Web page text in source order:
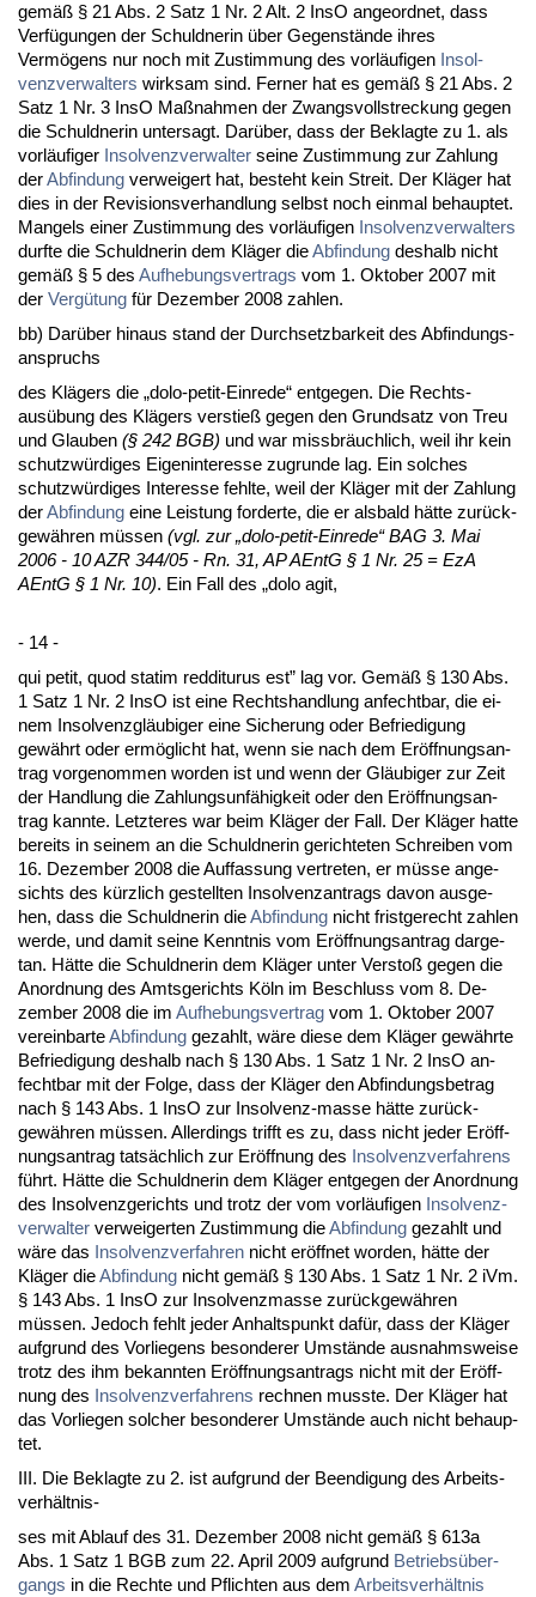
gemäß § 21 Abs. 2 Satz 1 Nr. 2 Alt. 2 In­sO an­ge­ord­net, dass
Verfügun­gen der Schuld­ne­rin über Ge­genstände ih­res
Vermögens nur noch mit Zu­stim­mung des vorläufi­gen In­sol­
venz­ver­wal­ters wirk­sam sind. Fer­ner hat es gemäß § 21 Abs. 2
Satz 1 Nr. 3 In­sO Maßnah­men der Zwangs­voll­stre­ckung ge­gen
die Schuld­ne­rin un­ter­sagt. Darüber, dass der Be­klag­te zu 1. als
vorläufi­ger In­sol­venz­ver­wal­ter sei­ne Zu­stim­mung zur Zah­lung
derAb­fin­dung ver­wei­gert hat, be­steht kein Streit. Der Kläger hat
dies in der Re­vi­si­ons­ver­hand­lung selbst noch ein­mal be­haup­tet.
Man­gels ei­ner Zu­stim­mung des vorläufi­gen In­sol­venz­ver­wal­ters
durf­te die Schuld­ne­rin dem Kläger dieAb­fin­dung des­halb nicht
gemäß § 5 des Auf­he­bungs­ver­trags vom 1. Ok­to­ber 2007 mit
der Vergütung für De­zem­ber 2008 zah­len.
bb) Darüber hin­aus stand der Durch­setz­bar­keit des Ab­fin­dungs­
an­spruchs
des Klägers die „do­lo-pe­tit-Ein­re­de“ ent­ge­gen. Die Rechts­
ausübung des Klägers ver­stieß ge­gen den Grund­satz von Treu
und Glau­ben (§ 242 BGB) und war miss­bräuch­lich, weil ihr kein
schutzwürdi­ges Ei­gen­in­ter­es­se zu­grun­de lag. Ein sol­ches
schutzwürdi­ges In­ter­es­se fehl­te, weil der Kläger mit der Zah­lung
derAb­fin­dung ei­ne Leis­tung for­der­te, die er als­bald hätte zurück­
gewähren müssen (vgl. zur „do­lo-pe­tit-Ein­re­de“ BAG 3. Mai
2006 - 10 AZR 344/05 - Rn. 31, AP AEntG § 1 Nr. 25 = EzA
AEntG § 1 Nr. 10). Ein Fall des „do­lo agit,
- 14 -
qui pe­tit, quod sta­tim red­diturus est” lag vor. Gemäß § 130 Abs.
1 Satz 1 Nr. 2 In­sO ist ei­ne Rechts­hand­lung an­fecht­bar, die ei­
nem In­sol­venzgläubi­ger ei­ne Si­che­rung oder Be­frie­di­gung
gewährt oder ermöglicht hat, wenn sie nach dem Eröff­nungs­an­
trag vor­ge­nom­men wor­den ist und wenn der Gläubi­ger zur Zeit
der Hand­lung die Zah­lungs­unfähig­keit oder den Eröff­nungs­an­
trag kann­te. Letz­te­res war beim Kläger der Fall. Der Kläger hat­te
be­reits in sei­nem an die Schuld­ne­rin ge­rich­te­ten Schrei­ben vom
16. De­zem­ber 2008 die Auf­fas­sung ver­tre­ten, er müsse an­ge­
sichts des kürz­lich ge­stell­ten In­sol­venz­an­trags da­von aus­ge­
hen, dass die Schuld­ne­rin dieAb­fin­dung nicht frist­ge­recht zah­len
wer­de, und da­mit sei­ne Kennt­nis vom Eröff­nungs­an­trag dar­ge­
tan. Hätte die Schuld­ne­rin dem Kläger un­ter Ver­s­toß ge­gen die
An­ord­nung des Amts­ge­richts Köln im Be­schluss vom 8. De­
zem­ber 2008 die im Auf­he­bungs­ver­trag vom 1. Ok­to­ber 2007
ver­ein­bar­teAb­fin­dung ge­zahlt, wäre die­se dem Kläger gewähr­te
Be­frie­di­gung des­halb nach § 130 Abs. 1 Satz 1 Nr. 2 In­sO an­
fecht­bar mit der Fol­ge, dass der Kläger den Ab­fin­dungs­be­trag
nach § 143 Abs. 1 In­sO zur In­sol­venz-mas­se hätte zurück­
gewähren müssen. Al­ler­dings trifft es zu, dass nicht je­der Eröff­
nungs­an­trag tatsächlich zur Eröff­nung des In­sol­venz­ver­fah­rens
führt. Hätte die Schuld­ne­rin dem Kläger ent­ge­gen der An­ord­nung
des In­sol­venz­ge­richts und trotz der vom vorläufi­gen In­sol­venz­
ver­wal­ter ver­wei­ger­ten Zu­stim­mung dieAb­fin­dung ge­zahlt und
wäre das In­sol­venz­ver­fah­ren nicht eröff­net wor­den, hätte der
Kläger dieAb­fin­dung nicht gemäß § 130 Abs. 1 Satz 1 Nr. 2 iVm.
§ 143 Abs. 1 In­sO zur In­sol­venz­mas­se zurück­gewähren
müssen. Je­doch fehlt je­der An­halts­punkt dafür, dass der Kläger
auf­grund des Vor­lie­gens be­son­de­rer Umstände aus­nahms­wei­se
trotz des ihm be­kann­ten Eröff­nungs­an­trags nicht mit der Eröff­
nung des In­sol­venz­ver­fah­rens rech­nen muss­te. Der Kläger hat
das Vor­lie­gen sol­cher be­son­de­rer Umstände auch nicht be­haup­
tet.
III. Die Be­klag­te zu 2. ist auf­grund der Be­en­di­gung des Ar­beits­
verhält­nis-
ses mit Ab­lauf des 31. De­zem­ber 2008 nicht gemäß § 613a
Abs. 1 Satz 1 BGB zum 22. April 2009 auf­grund Be­triebsüber­
gangs in die Rech­te und Pflich­ten aus dem Ar­beits­verhält­nis